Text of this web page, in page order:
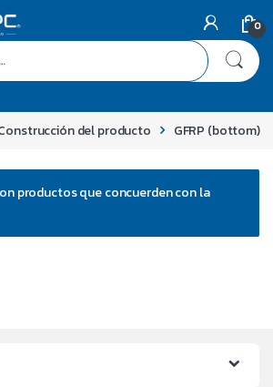
0
del producto GFRP (bottom)
productos que concuerden con la